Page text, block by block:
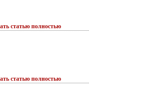
статью полностью
статью полностью